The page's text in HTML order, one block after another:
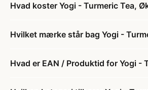
Hvad koster Yogi - Turmeric Tea,
Hvilket mærke står bag Yogi -
Hvad er EAN / Produktid for Yogi -